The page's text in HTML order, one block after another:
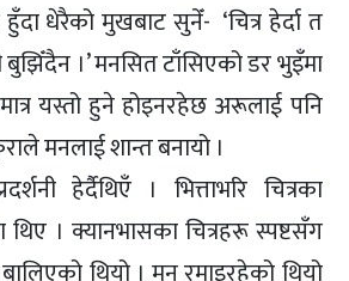
हुँदा धेरैको मुखबाट सुनेँ- ‘चित्र हेर्दा त
बुझिँदैन ।’ मनसित टाँसिएको डर भुइँमा
यस्तो हुने होइनरहेछ अरूलाई पनि
मनलाई शान्त बनायो ।
हेर्दैथिएँ । भित्ताभरि चित्रका
थिए । क्यानभासका चित्रहरू स्पष्टसँग